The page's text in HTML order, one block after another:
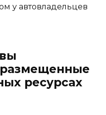
у автовладельцев
ресурсах